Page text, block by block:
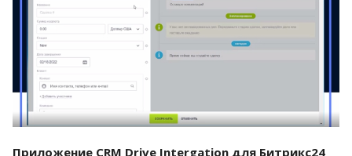
Смотреть проект
Приложение CRM Drive Intergation для Битрикс24